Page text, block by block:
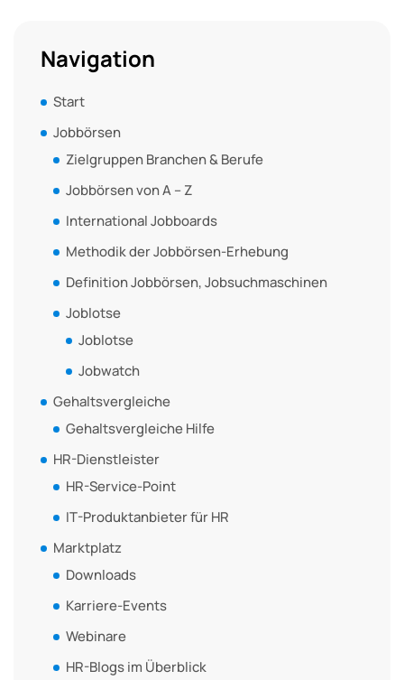
Navigation
Start
Jobbörsen
Zielgruppen Branchen & Berufe
Jobbörsen von A – Z
International Jobboards
Methodik der Jobbörsen-Erhebung
Definition Jobbörsen, Jobsuchmaschinen
Joblotse
Joblotse
Jobwatch
Gehaltsvergleiche
Gehaltsvergleiche Hilfe
HR-Dienstleister
HR-Service-Point
IT-Produktanbieter für HR
Marktplatz
Downloads
Karriere-Events
Webinare
HR-Blogs im Überblick